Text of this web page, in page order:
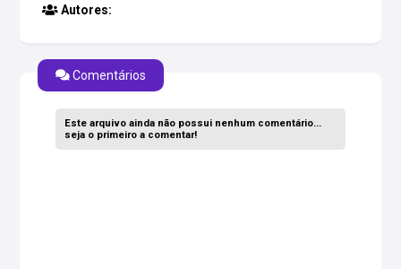
Autores:
Comentários
Este arquivo ainda não possui nenhum comentário...
seja o primeiro a comentar!